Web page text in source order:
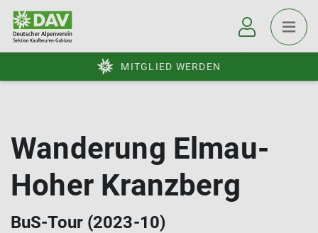
MITGLIED WERDEN
Wanderung Elmau-
Hoher Kranzberg
BuS-Tour (2023-10)